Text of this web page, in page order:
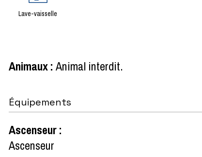
Lave-vaisselle
Animaux: Animal interdit
Équipements
Ascenseur:
Ascenseur